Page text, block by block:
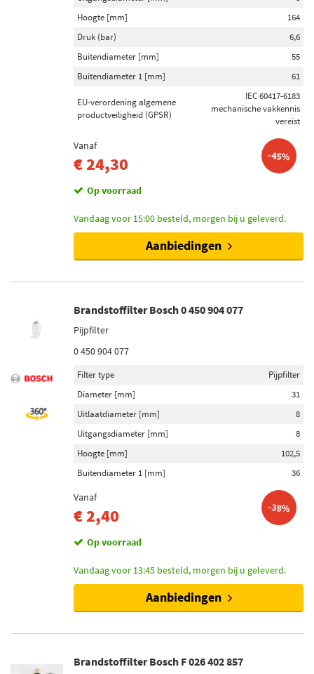
Hoogte [mm]
164
Druk (bar)
6,6
Buitendiameter [mm]
55
Buitendiameter 1 [mm]
61
EU-verordening algemene
productveiligheid (GPSR)
IEC 60417-6183
mechanische vakkennis
vereist
Vanaf
€ 24,30 -45%
Op voorraad
Vandaag voor 15:00 besteld, morgen bij u geleverd.
Aanbiedingen
Brandstoffilter Bosch 0 450 904 077
Pijpfilter
0 450 904 077
Filter type
Pijpfilter
Diameter [mm]
31
Uitlaatdiameter [mm]
8
Uitgangsdiameter [mm]
8
Hoogte [mm]
102,5
Buitendiameter 1 [mm]
36
Vanaf
€ 2,40 -38%
Op voorraad
Vandaag voor 13:45 besteld, morgen bij u geleverd.
Aanbiedingen
Brandstoffilter Bosch F 026 402 857